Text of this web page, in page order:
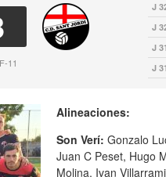
11
J
J
J 31
J 31
Alineaciones:
Son Verí: Gonzalo
Juan C Peset, Hugo
Molina, Ivan